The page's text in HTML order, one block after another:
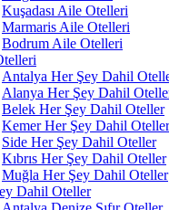
Kuşadası Aile Otelleri
Marmaris Aile Otelleri
Bodrum Aile Otelleri
Antalya Her Şey Dahil
Alanya Her Şey Dahil
Belek Her Şey Dahil Oteller
Kemer Her Şey Dahil Oteller
Side Her Şey Dahil Oteller
Kıbrıs Her Şey Dahil Oteller
Muğla Her Şey Dahil Oteller
Dahil Oteller